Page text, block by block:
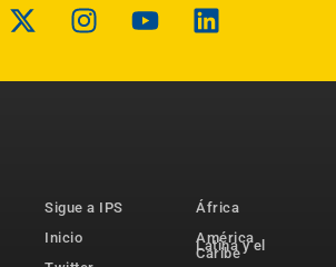
Sigue a IPS
Inicio
África
América
Latina y el
Caribe